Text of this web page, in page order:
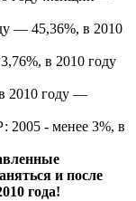
— 45,36%, в 2010
в 2010 году
2010 году —
2005 - менее 3%, в
и после
года!